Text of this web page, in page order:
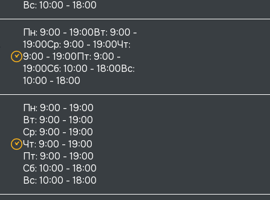
Пн: 9:00 - 19:00Вт: 9:00 -
19:00Ср: 9:00 - 19:00Чт:
9:00 - 19:00Пт: 9:00 -
19:00Сб: 10:00 - 18:00Вс:
10:00 - 18:00
Пн: 9:00 - 19:00
Вт: 9:00 - 19:00
Ср: 9:00 - 19:00
Чт: 9:00 - 19:00
Пт: 9:00 - 19:00
Сб: 10:00 - 18:00